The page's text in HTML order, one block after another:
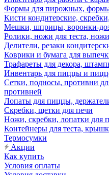
Формы для пирожных, формы
Кисти кондитерские,
Мешки, шприцы, воронки-
Ролики, ножи для теста,
Делители, резаки
Коврики и бумага для
Трафареты для декора,
Инвентарь для пиццы и
Сетки, подносы, противни
противней
Лопаты для пиццы,
Скребки, щетки для печи
Ножи, скребки, лопатки для
Контейнеры для теста,
Термосумки
Акции
Как купить
Условия оплаты